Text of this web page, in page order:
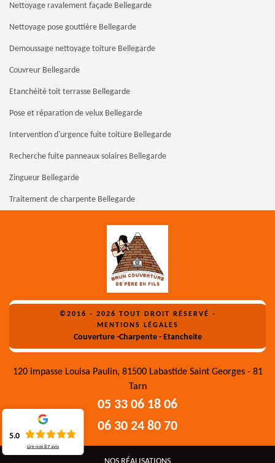
Nettoyage ravalement façade Bellegarde
Nettoyage pose gouttière Bellegarde
Demoussage nettoyage toiture Bellegarde
Couvreur Bellegarde
Etanchéité toit terrasse Bellegarde
Pose et réparation de velux Bellegarde
Intervention d'urgence fuite toiture Bellegarde
Recherche fuite panneaux solaires Bellegarde
Zingueur Bellegarde
Traitement de charpente Bellegarde
©2016 - 2026 TOUT DROIT RÉSERVÉ -
MENTIONS LÉGALES
Couverture -Charpente - Etancheite
120 impasse Louisa Paulin, 81500 Labastide Saint Georges - 81
Tarn
05 33 06 18 06
06 30 24 80 70
5.0
Lire nos87 avis